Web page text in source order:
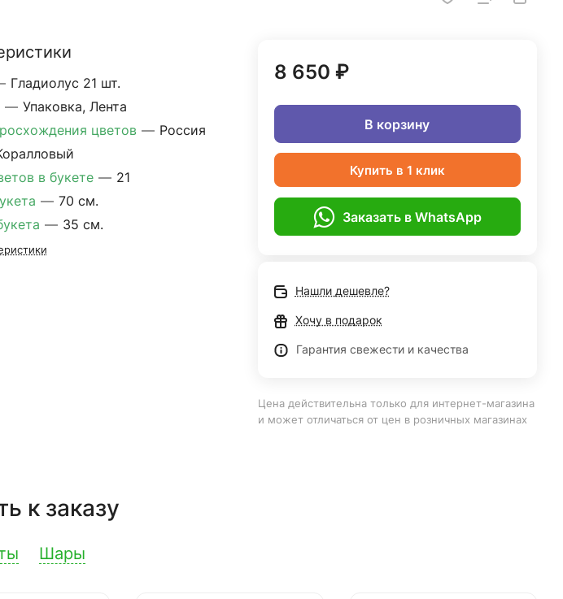
Гладиолус 21 шт.
— Упаковка, Лента
цветов — Россия
в букете — 21
— 70 см.
— 35 см.
8 650 ₽
В корзину
Купить в 1 клик
Заказать в WhatsApp
Нашли дешевле?
Хочу в подарок
Гарантия свежести и качества
Цена действительна только для интернет-магазина
и может отличаться от цен в розничных магазинах
к заказу
Шары